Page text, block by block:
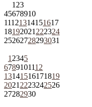
1 23
45678910
11121314151617
18192021 222324
25262728293031
1 2345
6789101112
13141516171819
2021 2223242526
27282930